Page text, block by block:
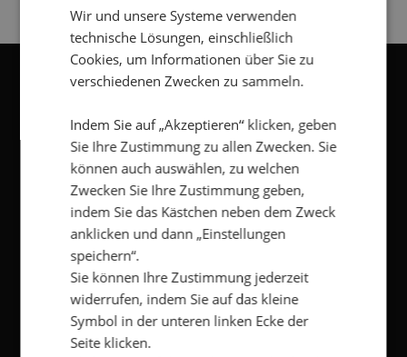
NEWSLETTER
Vorname *
Nachname *
*
Genehmigen Sie die Speicherung Ihrer
persönlichen Daten
Wir und unsere Systeme verwenden
technische Lösungen, einschließlich
Cookies, um Informationen über Sie zu
verschiedenen Zwecken zu sammeln.
Indem Sie auf „Akzeptieren“ klicken, geben
Sie Ihre Zustimmung zu allen Zwecken. Sie
können auch auswählen, zu welchen
Zwecken Sie Ihre Zustimmung geben,
indem Sie das Kästchen neben dem Zweck
anklicken und dann „Einstellungen
speichern“.
Sie können Ihre Zustimmung jederzeit
widerrufen, indem Sie auf das kleine
Symbol in der unteren linken Ecke der
Seite klicken.